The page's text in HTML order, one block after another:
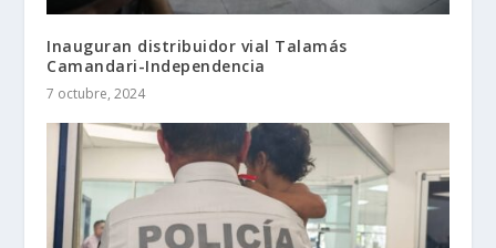
Inauguran distribuidor vial Talamás
Camandari-Independencia
7 octubre, 2024